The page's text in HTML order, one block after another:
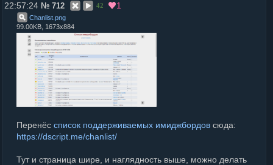
22:57:24 № 712 42 1
Chanlist png
99.00KB, 1673x884
Перенёс список поддерживаемых имиджбордов сюда:
https://dscript.me/chanlist/
Тут и страница шире, и наглядность выше, можно делать